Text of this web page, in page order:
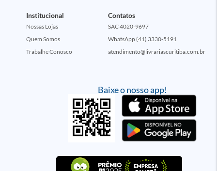
Baixe o nosso app!
Institucional
Nossas Lojas
Quem Somos
Trabalhe Conosco
Contatos
SAC 4020-9697
WhatsApp (41) 3330-5191
atendimento@livrariascuritiba.com.br